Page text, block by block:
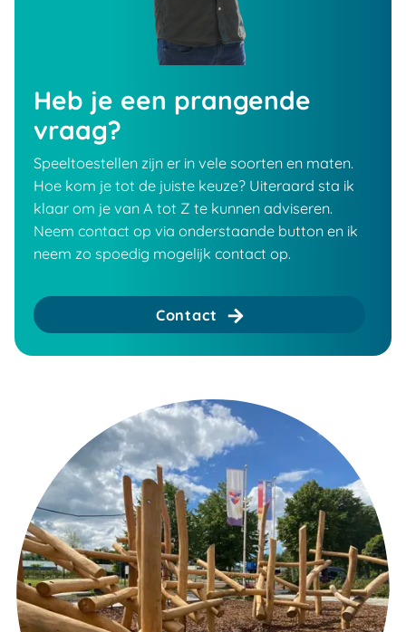
Heb je een prangende
vraag?
Speeltoestellen zijn er in vele soorten en maten.
Hoe kom je tot de juiste keuze? Uiteraard sta ik
klaar om je van A tot Z te kunnen adviseren.
Neem contact op via onderstaande button en ik
neem zo spoedig mogelijk contact op.
Contact